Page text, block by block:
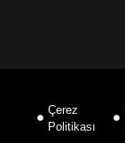
Çerez
Politikası